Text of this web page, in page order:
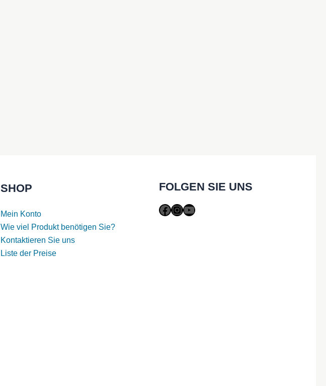
SHOP
Mein Konto
Wie viel Produkt benötigen Sie?
Kontaktieren Sie uns
Liste der Preise
FOLGEN SIE UNS
Facebook
Instagram
YouTube